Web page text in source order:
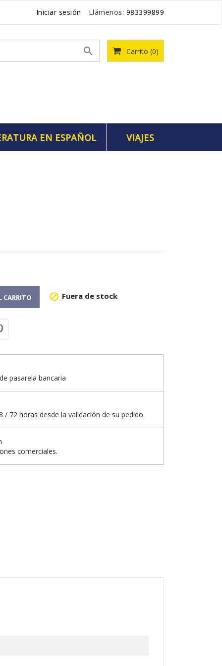
Iniciar sesión Llámenos: 983399899
Carrito (0)

EN ESPAÑOL VIAJES
CARRITO  Fuera de stock
pasarela bancaria
/ 72 horas desde la validación de su pedido.
comerciales.